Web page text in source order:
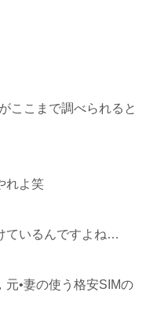
ここまで調べられると
れよ笑
ているんですよね…
元•妻の使う格安SIMの